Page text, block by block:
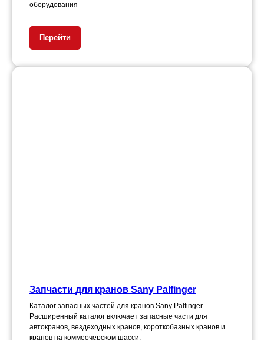
оборудования
Перейти
Запчасти для кранов Sany Palfinger
Каталог запасных частей для кранов Sany Palfinger.
Расширенный каталог включает запасные части для
автокранов, вездеходных кранов, короткобазных кранов и
кранов на коммеочерском шасси.